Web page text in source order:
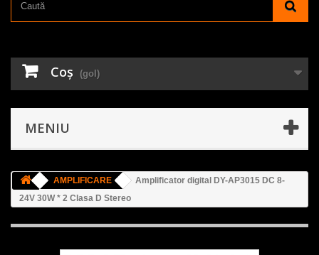
Coş (gol)
MENIU
AMPLIFICARE
Amplificator digital DY-AP3015 DC 8-
24V 30W * 2 Clasa D Stereo